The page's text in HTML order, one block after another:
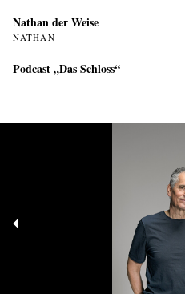
Nathan der Weise
NATHAN
Podcast „Das Schloss“